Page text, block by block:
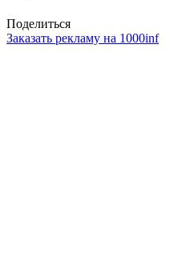
Поделиться
Заказать рекламу на 1000inf